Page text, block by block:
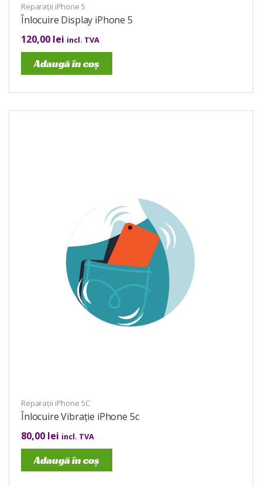
Reparații iPhone 5
Înlocuire Display iPhone 5
120,00 lei incl. TVA
Adaugă în coș
Reparații iPhone 5C
Înlocuire Vibrație iPhone 5c
80,00 lei incl. TVA
Adaugă în coș